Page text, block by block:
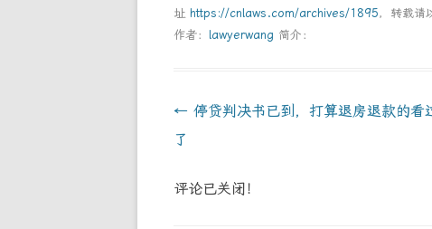
址 https://cnlaws.com/archives/1895，转载请
作者： lawyerwang 简介：
Post
navigation
← 停贷判决书已到，打算退房退款的看
了
评论已关闭！